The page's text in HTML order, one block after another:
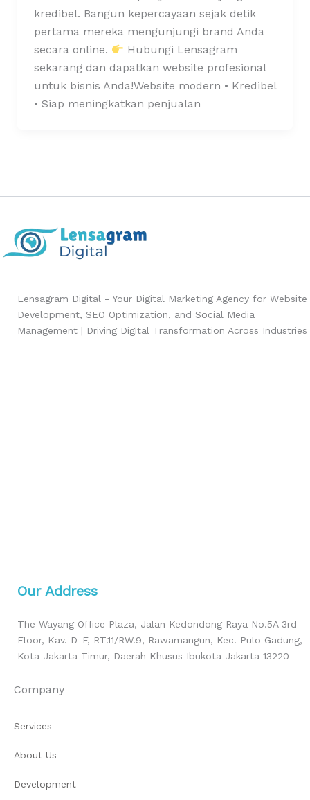
kredibel. Bangun kepercayaan sejak detik
pertama mereka mengunjungi brand Anda
secara online.
Hubungi Lensagram
sekarang dan dapatkan website profesional
untuk bisnis Anda!Website modern • Kredibel
• Siap meningkatkan penjualan
Lensagram Digital - Your Digital Marketing Agency for Website
Development, SEO Optimization, and Social Media
Management | Driving Digital Transformation Across Industries
Our Address
The Wayang Office Plaza, Jalan Kedondong Raya No.5A 3rd
Floor, Kav. D-F, RT.11/RW.9, Rawamangun, Kec. Pulo Gadung,
Kota Jakarta Timur, Daerah Khusus Ibukota Jakarta 13220
Company
Services
About Us
Development